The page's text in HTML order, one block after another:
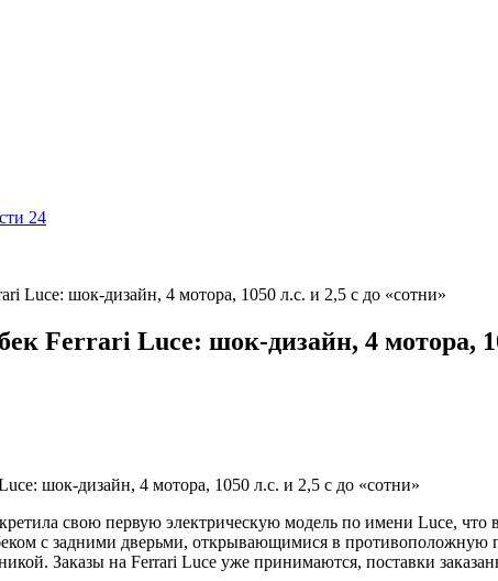
Luce: шок-дизайн, 4 мотора, 1050 л.с. и 2,5 с до «сотни»
Ferrari Luce: шок-дизайн, 4 мотора,
свою первую электрическую модель по имени Luce, что
с задними дверьми, открывающимися в противоположную
Заказы на Ferrari Luce уже принимаются, поставки